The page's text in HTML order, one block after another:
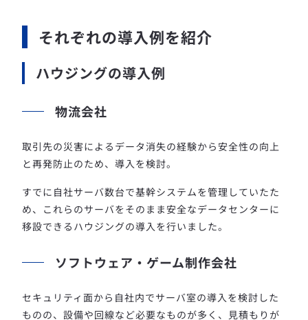
それぞれの導入例を紹介
ハウジングの導入例
物流会社
取引先の災害によるデータ消失の経験から安全性の向上
と再発防止のため、導入を検討。
すでに自社サーバ数台で基幹システムを管理していたた
め、これらのサーバをそのまま安全なデータセンターに
移設できるハウジングの導入を行いました。
ソフトウェア・ゲーム制作会社
セキュリティ面から自社内でサーバ室の導入を検討した
ものの、設備や回線など必要なものが多く、見積もりが